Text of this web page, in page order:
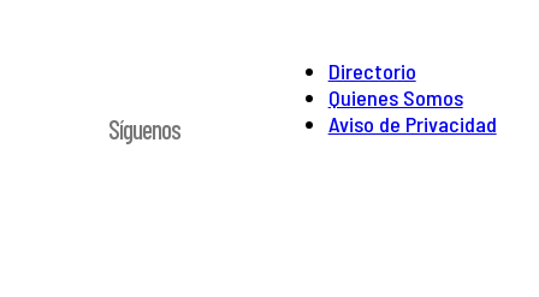
Directorio
Quienes Somos
Aviso de Privacidad
Síguenos